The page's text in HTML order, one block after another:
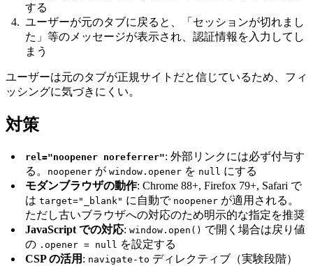
する
ユーザーが元のタブに戻ると、「セッションが切れまし
た」等のメッセージが表示され、認証情報を入力してし
まう
ユーザーは元のタブが正規サイトだと信じているため、フィ
ッシングに気づきにくい。
対策
rel="noopener noreferrer": 外部リンクには必ず付与す
る。
noopener が window.opener を null にする
モダンブラウザの動作: Chrome 88+, Firefox 79+, Safari で
は target="_blank" に自動で noopener が適用される。
ただし古いブラウザへの対応のため明示的な指定を推奨
JavaScript での対応: window.open() で開く場合は戻り値
の .opener = null を設定する
CSP の活用 : navigate-to ディレクティブ（実験段階）